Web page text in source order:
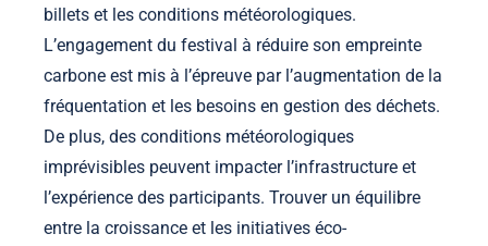
billets et les conditions météorologiques.
L’engagement du festival à réduire son empreinte
carbone est mis à l’épreuve par l’augmentation de la
fréquentation et les besoins en gestion des déchets.
De plus, des conditions météorologiques
imprévisibles peuvent impacter l’infrastructure et
l’expérience des participants. Trouver un équilibre
entre la croissance et les initiatives éco-